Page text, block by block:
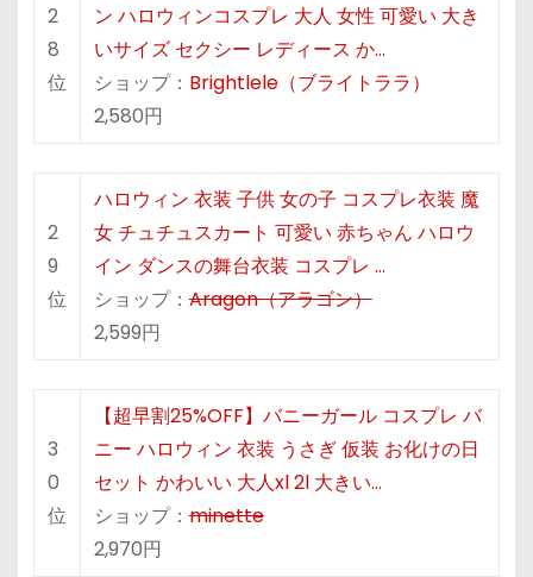
2
8
位
ン ハロウィンコスプレ 大人 女性 可愛い 大き
いサイズ セクシー レディース か…
ショップ： Brightlele（ブライトララ）
2,580円
2
9
位
ハロウィン 衣装 子供 女の子 コスプレ衣装 魔
女 チュチュスカート 可愛い 赤ちゃん ハロウ
イン ダンスの舞台衣装 コスプレ …
ショップ：Aragon（アラゴン）
2,599円
3
0
位
【超早割25%OFF】バニーガール コスプレ バ
ニー ハロウィン 衣装 うさぎ 仮装 お化けの日
セット かわいい 大人xl 2l 大きい…
ショップ：minette
2,970円